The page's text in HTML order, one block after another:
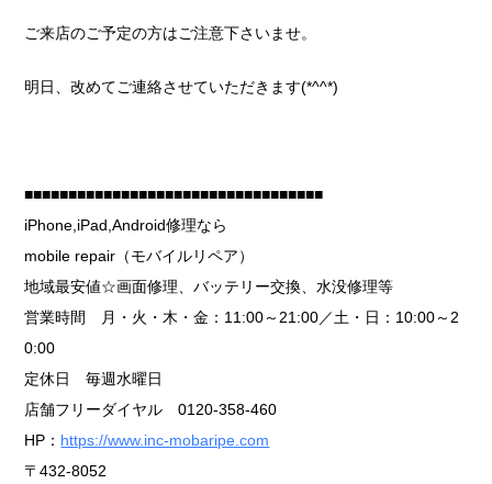
ご来店のご予定の方はご注意下さいませ。
明日、改めてご連絡させていただきます(*^^*)
■■■■■■■■■■■■■■■■■■■■■■■■■■■■■■■■■■
iPhone,iPad,Android修理なら
mobile repair（モバイルリペア）
地域最安値☆画面修理、バッテリー交換、水没修理等
営業時間 月・火・木・金：11:00～21:00／土・日：10:00～2
0:00
定休日 毎週水曜日
店舗フリーダイヤル 0120-358-460
HP： https://www.inc-mobaripe.com
〒432-8052